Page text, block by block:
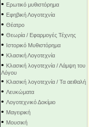
• Ερωτικό μυθιστόρημα
• Εφηβική Λογοτεχνία
• Θέατρο
• Θεωρία / Εφαρμογές Τέχνης
• Ιστορικό Μυθιστόρημα
• Κλασική Λογοτεχνία
• Κλασική λογοτεχνία / Λάμψη του
Λόγου
• Κλασική λογοτεχνία / Τα αειθαλή
• Λευκώματα
• Λογοτεχνικό Δοκίμιο
• Μαγειρική
• Μουσική